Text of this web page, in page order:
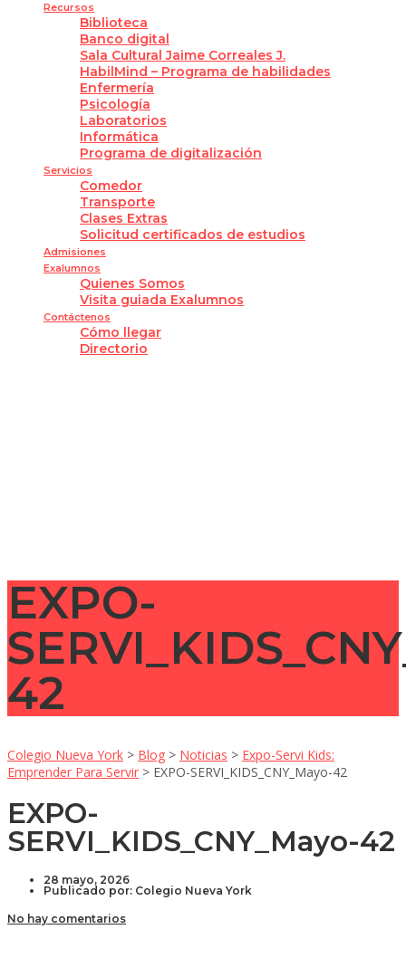
Recursos
Biblioteca
Banco digital
Sala Cultural Jaime Correales J.
HabilMind – Programa de habilidades
Enfermería
Psicología
Laboratorios
Informática
Programa de digitalización
Servicios
Comedor
Transporte
Clases Extras
Solicitud certificados de estudios
Admisiones
Exalumnos
Quienes Somos
Visita guiada Exalumnos
Contáctenos
Cómo llegar
Directorio
EXPO-
42
Colegio Nueva York > Blog > Noticias > Expo-Servi Kids:
Emprender Para Servir > EXPO-SERVI_KIDS_CNY_Mayo-42
EXPO-
SERVI_KIDS_CNY_Mayo-42
28 mayo, 2026
Publicado por: Colegio Nueva York
No hay comentarios